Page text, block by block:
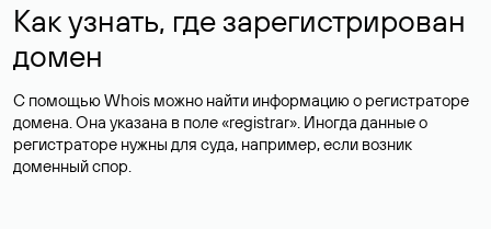
Как узнать, где зарегистрирован
домен
С помощью Whois можно найти информацию о регистраторе
домена. Она указана в поле «registrar». Иногда данные о
регистраторе нужны для суда, например, если возник
доменный спор.